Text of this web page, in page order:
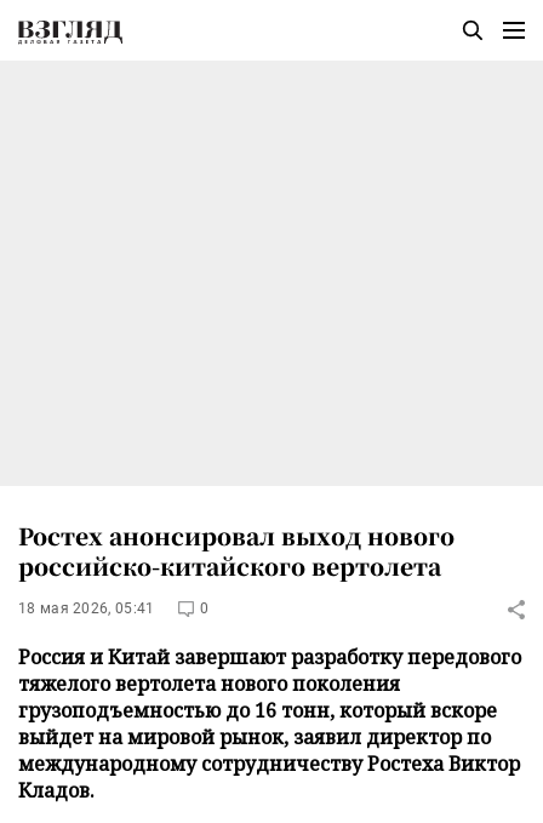
Ростех анонсировал выход нового
российско-китайского вертолета
18 мая 2026, 05:41 0
Россия и Китай завершают разработку передового
тяжелого вертолета нового поколения
грузоподъемностью до 16 тонн, который вскоре
выйдет на мировой рынок, заявил директор по
международному сотрудничеству Ростеха Виктор
Кладов.